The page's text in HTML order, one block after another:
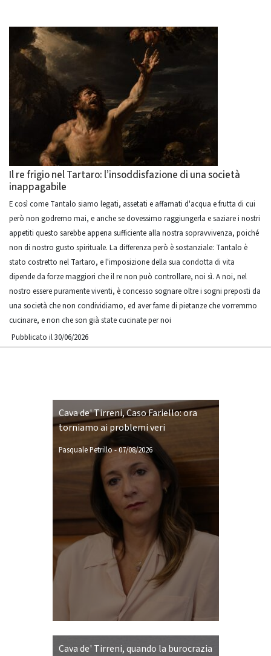
Il re frigio nel Tartaro: l’insoddisfazione di una società
inappagabile
E così come Tantalo siamo legati, assetati e affamati d'acqua e frutta di cui
però non godremo mai, e anche se dovessimo raggiungerla e saziare i nostri
appetiti questo sarebbe appena sufficiente alla nostra sopravvivenza, poiché
non di nostro gusto spirituale. La differenza però è sostanziale: Tantalo è
stato costretto nel Tartaro, e l'imposizione della sua condotta di vita
dipende da forze maggiori che il re non può controllare, noi sì. A noi, nel
nostro essere puramente viventi, è concesso sognare oltre i sogni preposti da
una società che non condividiamo, ed aver fame di pietanze che vorremmo
cucinare, e non che son già state cucinate per noi
Pubblicato il 30/06/2026
Cava de' Tirreni, Caso Fariello: ora
torniamo ai problemi veri
Pasquale Petrillo-07/08/2026
Cava de' Tirreni, quando la burocrazia